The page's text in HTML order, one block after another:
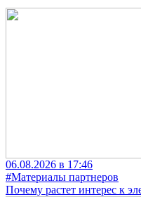
06.08.2026 в 17:46
#Материалы партнеров
Почему растет интерес к